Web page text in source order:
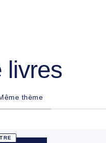
livres
thème